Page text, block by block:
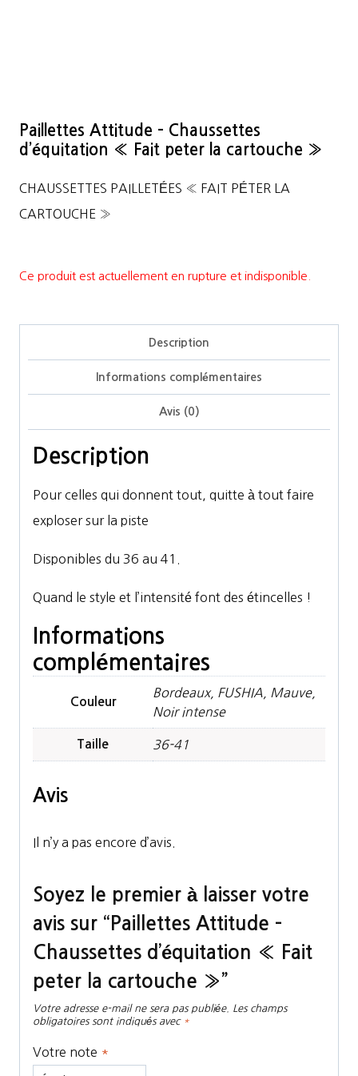
Paillettes Attitude – Chaussettes
d’équitation « Fait peter la cartouche »
CHAUSSETTES PAILLETÉES « FAIT PÉTER LA
CARTOUCHE »
Ce produit est actuellement en rupture et indisponible.
Description
Informations complémentaires
Avis (0)
Description
Pour celles qui donnent tout, quitte à tout faire
exploser sur la piste
Disponibles du 36 au 41.
Quand le style et l’intensité font des étincelles !
Informations
complémentaires
Couleur
Bordeaux, FUSHIA, Mauve,
Noir intense
Taille 36-41
Avis
Il n’y a pas encore d’avis.
Soyez le premier à laisser votre
avis sur “Paillettes Attitude –
Chaussettes d’équitation « Fait
peter la cartouche »”
Votre adresse e-mail ne sera pas publiée.
Les champs
obligatoires sont indiqués avec *
Votre note *